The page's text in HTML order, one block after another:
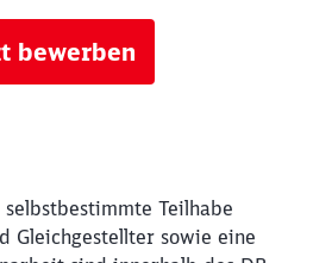
bewerben
Teilhabe
Gleichgestellter sowie eine